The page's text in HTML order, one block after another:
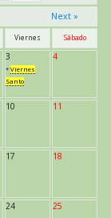
Next »
Viernes Sábado
3
* Viernes
Santo
4
10 11
17 18
24 25